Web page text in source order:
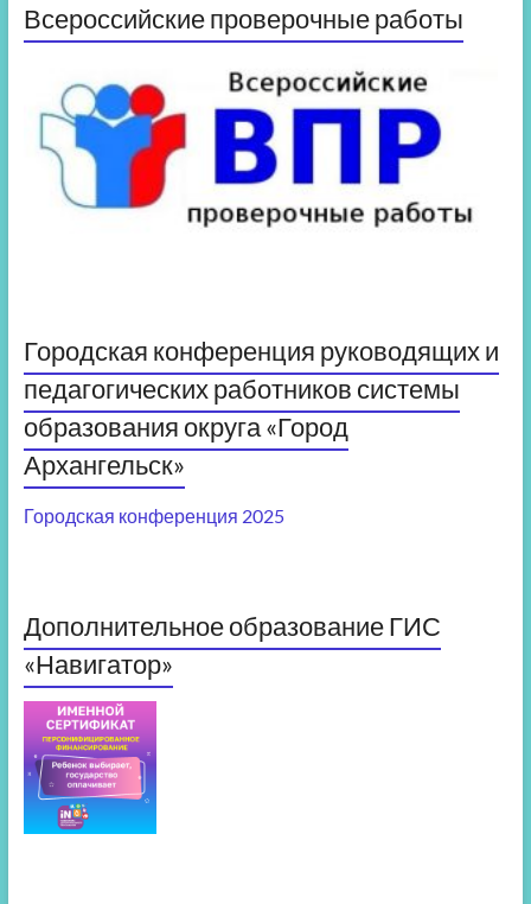
Всероссийские проверочные работы
Городская конференция руководящих и
педагогических работников системы
образования округа «Город
Архангельск»
Городская конференция 2025
Дополнительное образование ГИС
«Навигатор»